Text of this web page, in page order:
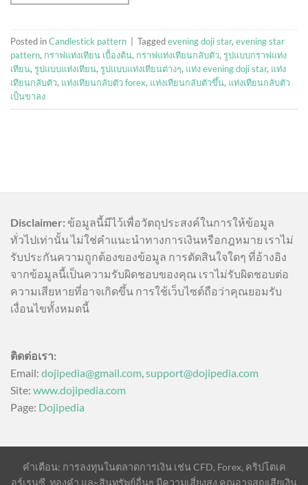
Posted inCandlestick pattern Taggedevening doji star, evening star
pattern, กราฟแท่งเทียน เบื้องต้น, กราฟแท่งเทียนกลับตัว, รูปแบบกราฟแท่ง
เทียน, รูปแบบแท่งเทียน, รูปแบบแท่งเทียนต่างๆ, แท่ง evening doji star, แท่ง
เทียนกลับตัว, แท่งเทียนกลับตัว forex, แท่งเทียนกลับตัวขึ้น, แท่งเทียนกลับตัว
เป็นขาลง
Disclaimer: ข้อมูลนี้มีไว้เพื่อวัตถุประสงค์ในการให้ข้อมูล
ทั่วไปเท่านั้น ไม่ใช่คำแนะนำทางการเงินหรือกฎหมาย เราไม่
รับประกันความถูกต้องของข้อมูล การตัดสินใจใดๆ ที่อ้างอิง
จากข้อมูลนี้เป็นความรับผิดชอบของคุณ เราไม่รับผิดชอบต่อ
ความเสียหายที่อาจเกิดขึ้น การใช้เว็บไซต์ถือว่าคุณยอมรับ
เงื่อนไขทั้งหมดนี้
ติดต่อเรา:
Email: dojipedia@gmail.com,support@dojipedia.com
Site: www.dojipedia.com
Page: Dojipedia
คำเตือน: การลงทุนในตลาดการเงิน เช่น CFD, Forex, คริปโตเค
อร์เรนซี, ทองคำ และสินทรัพย์อื่นๆ มีความเสี่ยงสูง คุณอาจสูญเสียเงิน